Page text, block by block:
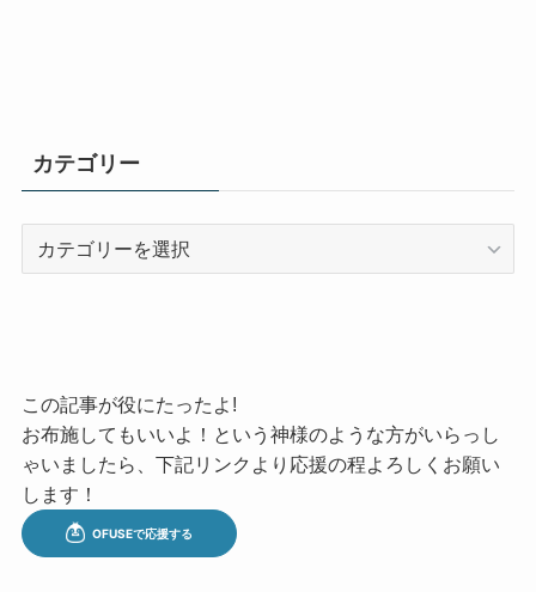
カテゴリー
この記事が役にたったよ!
お布施してもいいよ！という神様のような方がいらっし
ゃいましたら、下記リンクより応援の程よろしくお願い
します！